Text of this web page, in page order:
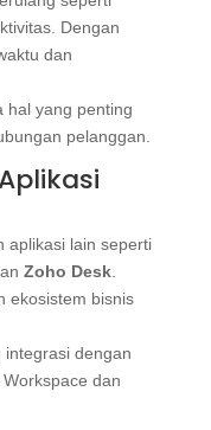
Dengan
dan
hal yang penting
pelanggan.
aplikasi lain seperti
Zoho Desk.
ekosistem bisnis
integrasi dengan
dan